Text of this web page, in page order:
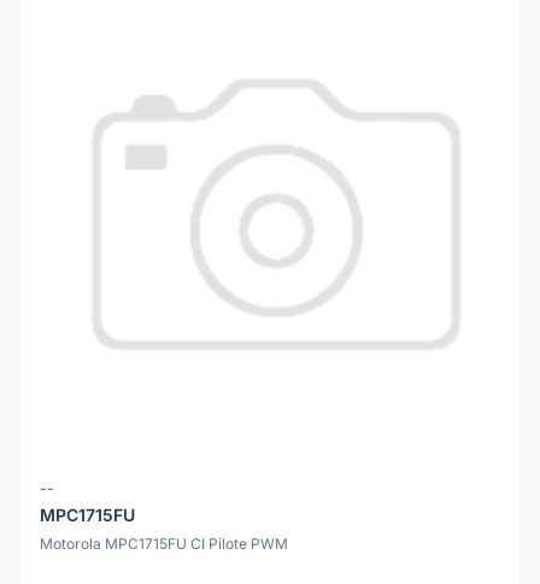
--
MPC1715FU
Motorola MPC1715FU CI Pilote PWM